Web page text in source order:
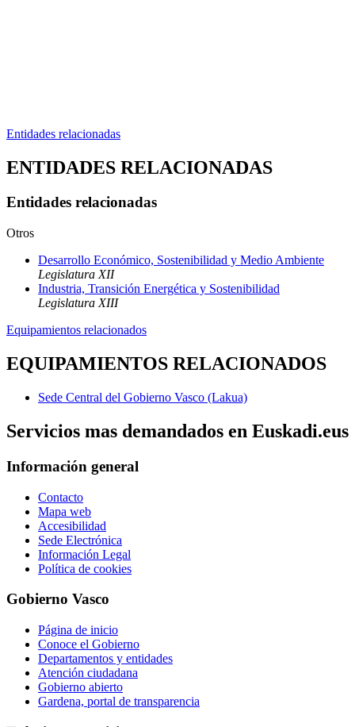
Entidades relacionadas
ENTIDADES RELACIONADAS
Entidades relacionadas
Otros
Desarrollo Económico, Sostenibilidad y Medio Ambiente
Legislatura XII
Industria, Transición Energética y Sostenibilidad
Legislatura XIII
Equipamientos relacionados
EQUIPAMIENTOS RELACIONADOS
Sede Central del Gobierno Vasco (Lakua)
Servicios mas demandados en Euskadi.eus
Información general
Contacto
Mapa web
Accesibilidad
Sede Electrónica
Información Legal
Política de cookies
Gobierno Vasco
Página de inicio
Conoce el Gobierno
Departamentos y entidades
Atención ciudadana
Gobierno abierto
Gardena, portal de transparencia